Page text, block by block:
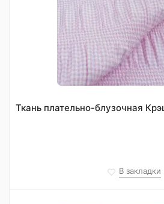
Ткань плательно-блузочная
В закладки